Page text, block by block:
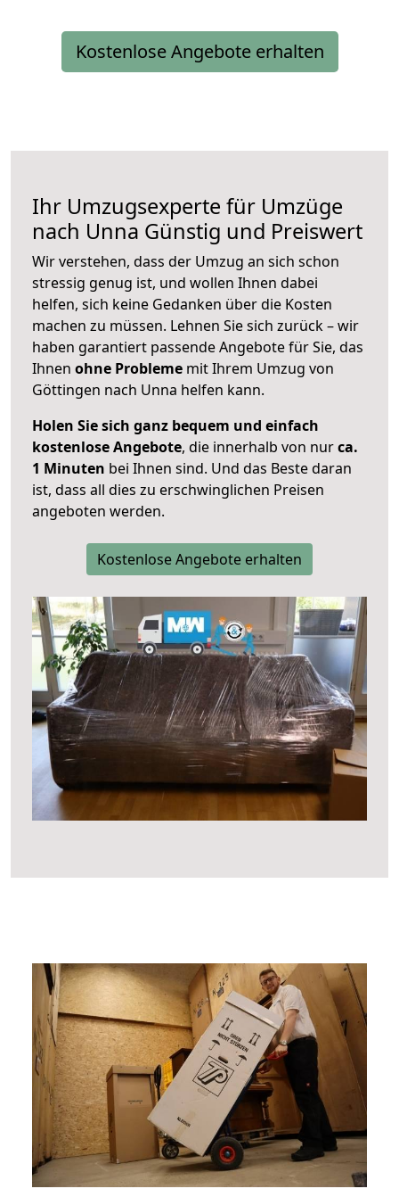
Kostenlose Angebote erhalten
Ihr Umzugsexperte für Umzüge
nach Unna Günstig und Preiswert
Wir verstehen, dass der Umzug an sich schon
stressig genug ist, und wollen Ihnen dabei
helfen, sich keine Gedanken über die Kosten
machen zu müssen. Lehnen Sie sich zurück – wir
haben garantiert passende Angebote für Sie, das
Ihnen ohne Probleme mit Ihrem Umzug von
Göttingen nach Unna helfen kann.
Holen Sie sich ganz bequem und einfach
kostenlose Angebote, die innerhalb von nurca.
1 Minuten bei Ihnen sind. Und das Beste daran
ist, dass all dies zu erschwinglichen Preisen
angeboten werden.
Kostenlose Angebote erhalten